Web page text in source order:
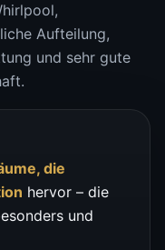
Aufteilung,
und sehr gute
die
hervor – die
und